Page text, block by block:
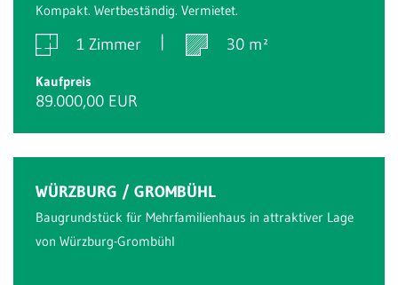
Kompakt. Wertbeständig. Vermietet.
1 Zimmer 30 m²
Kaufpreis
89.000,00 EUR
WÜRZBURG / GROMBÜHL
Baugrundstück für Mehrfamilienhaus in attraktiver Lage
von Würzburg-Grombühl